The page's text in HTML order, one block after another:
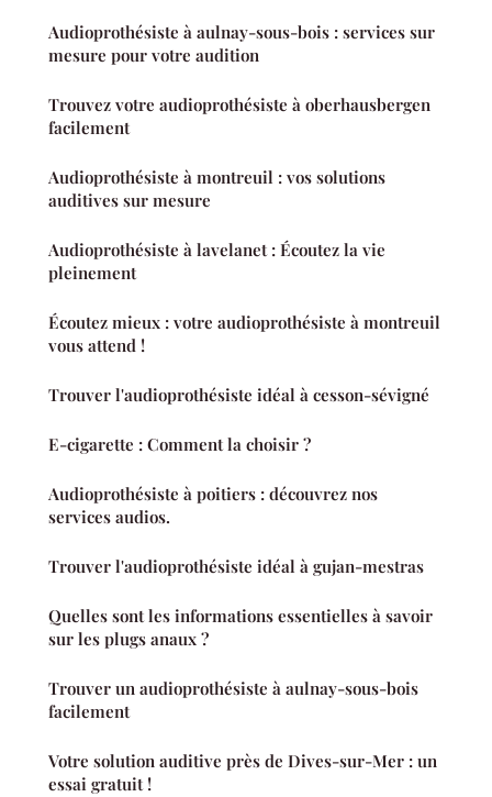
Audioprothésiste à aulnay-sous-bois : services sur
mesure pour votre audition
Trouvez votre audioprothésiste à oberhausbergen
facilement
Audioprothésiste à montreuil : vos solutions
auditives sur mesure
Audioprothésiste à lavelanet : Écoutez la vie
pleinement
Écoutez mieux : votre audioprothésiste à montreuil
vous attend !
Trouver l'audioprothésiste idéal à cesson-sévigné
E-cigarette : Comment la choisir ?
Audioprothésiste à poitiers : découvrez nos
services audios.
Trouver l'audioprothésiste idéal à gujan-mestras
Quelles sont les informations essentielles à savoir
sur les plugs anaux ?
Trouver un audioprothésiste à aulnay-sous-bois
facilement
Votre solution auditive près de Dives-sur-Mer : un
essai gratuit !